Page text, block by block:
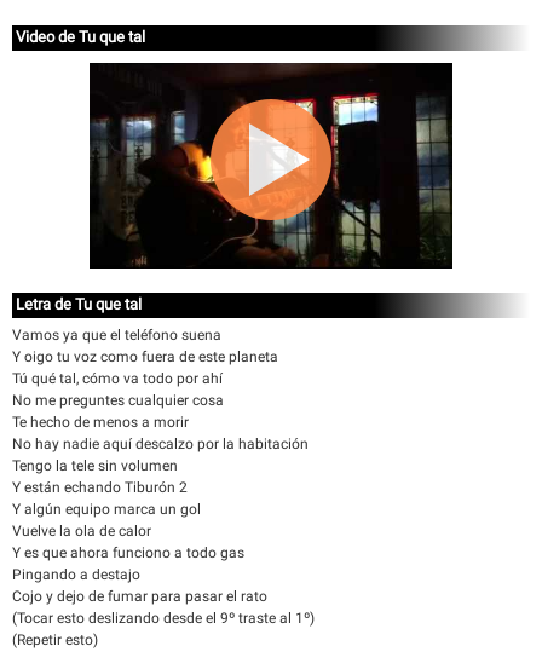
Video de Tu que tal
Letra de Tu que tal
Vamos ya que el teléfono suena
Y oigo tu voz como fuera de este planeta
Tú qué tal, cómo va todo por ahí
No me preguntes cualquier cosa
Te hecho de menos a morir
No hay nadie aquí descalzo por la habitación
Tengo la tele sin volumen
Y están echando Tiburón 2
Y algún equipo marca un gol
Vuelve la ola de calor
Y es que ahora funciono a todo gas
Pingando a destajo
Cojo y dejo de fumar para pasar el rato
(Tocar esto deslizando desde el 9º traste al 1º)
(Repetir esto)